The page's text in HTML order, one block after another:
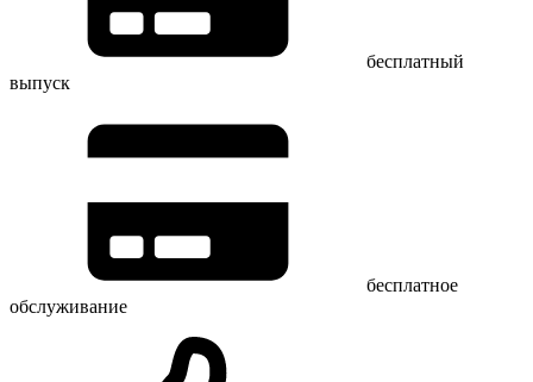
бесплатный
выпуск
бесплатное
обслуживание